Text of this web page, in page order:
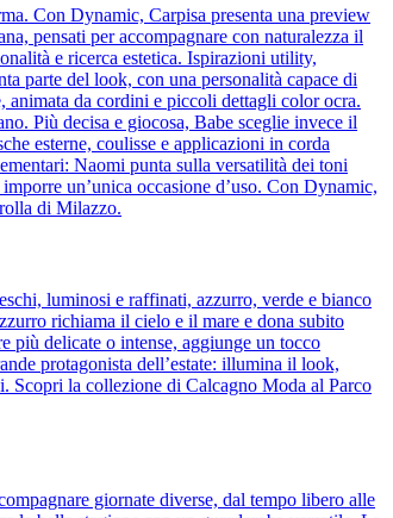
Con Dynamic, Carpisa presenta una preview
pensati per accompagnare con naturalezza il
e ricerca estetica. Ispirazioni utility,
parte del look, con una personalità capace di
animata da cordini e piccoli dettagli color ocra.
Più decisa e giocosa, Babe sceglie invece il
esterne, coulisse e applicazioni in corda
Naomi punta sulla versatilità dei toni
un’unica occasione d’uso. Con Dynamic,
di Milazzo.
luminosi e raffinati, azzurro, verde e bianco
richiama il cielo e il mare e dona subito
più delicate o intense, aggiunge un tocco
protagonista dell’estate: illumina il look,
Scopri la collezione di Calcagno Moda al Parco
giornate diverse, dal tempo libero alle